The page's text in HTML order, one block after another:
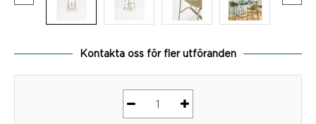
Kontakta oss för fler utföranden
Barstol